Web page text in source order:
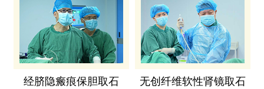
经脐隐瘢痕保胆取石
无创纤维软性肾镜取石